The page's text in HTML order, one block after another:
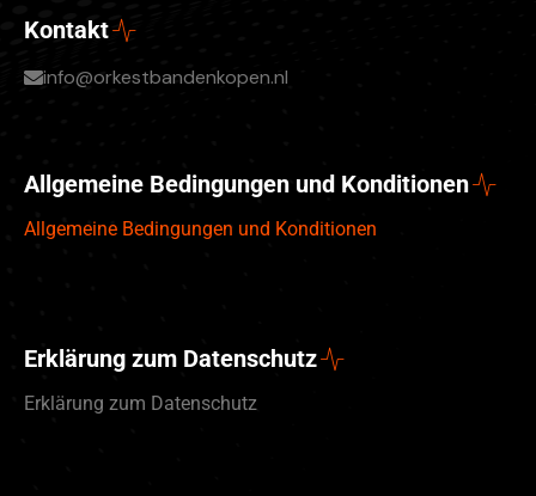
Kontakt
info@orkestbandenkopen.nl
Allgemeine Bedingungen und Konditionen
Allgemeine Bedingungen und Konditionen
Erklärung zum Datenschutz
Erklärung zum Datenschutz